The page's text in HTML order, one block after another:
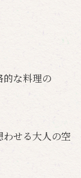
な料理の
せる大人の空